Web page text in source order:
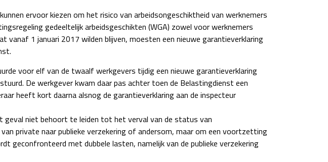
ervoor kiezen om het risico van arbeidsongeschiktheid van werknemers
gedeeltelijk arbeidsgeschikten (WGA) zowel voor werknemers
vanaf 1 januari 2017 wilden blijven, moesten een nieuwe garantieverklaring
voor elf van de twaalf werkgevers tijdig een nieuwe garantieverklaring
De werkgever kwam daar pas achter toen de Belastingdienst een
heeft kort daarna alsnog de garantieverklaring aan de inspecteur
geval niet behoort te leiden tot het verval van de status van
private naar publieke verzekering of andersom, maar om een voortzetting
geconfronteerd met dubbele lasten, namelijk van de publieke verzekering